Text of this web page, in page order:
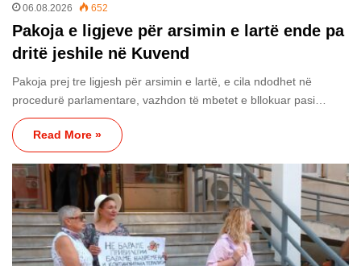
06.08.2026 652
Pakoja e ligjeve për arsimin e lartë ende pa
dritë jeshile në Kuvend
Pakoja prej tre ligjesh për arsimin e lartë, e cila ndodhet në
procedurë parlamentare, vazhdon të mbetet e bllokuar pasi…
Read More »